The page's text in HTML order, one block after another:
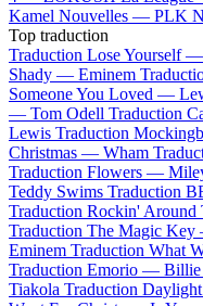
Kamel Nouvelles — PLK
Top traduction
Traduction Lose Yourself —
Shady — Eminem
Someone You Loved —
— Tom Odell Traduction
Lewis Traduction
Christmas — Wham
Traduction Flowers —
Teddy Swims Traduction
Traduction Rockin'
Traduction The Magic
Eminem Traduction What
Traduction Emorio — Billie
Tiakola Traduction